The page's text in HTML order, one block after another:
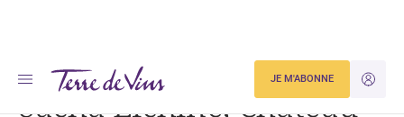
JE
JE M'ABONNE
Accueil Sacha Lichine, Château d’Esclans : « Devenir une véritable marque internationale »
Sacha Lichine, Château